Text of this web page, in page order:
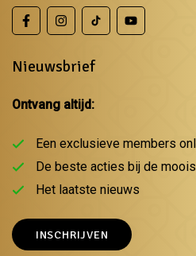
Nieuwsbrief
Ontvang altijd:
Een exclusieve members
De beste acties bij de
Het laatste nieuws
INSCHRIJVEN